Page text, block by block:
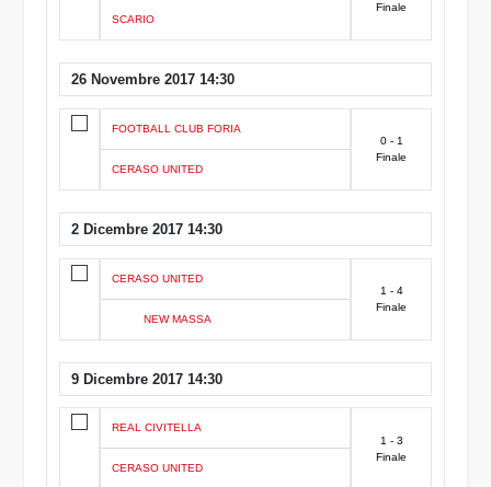
SCARIO
Finale
26 Novembre 2017 14:30
FOOTBALL CLUB FORIA
CERASO UNITED
0 - 1
Finale
2 Dicembre 2017 14:30
CERASO UNITED
NEW MASSA
1 - 4
Finale
9 Dicembre 2017 14:30
REAL CIVITELLA
CERASO UNITED
1 - 3
Finale